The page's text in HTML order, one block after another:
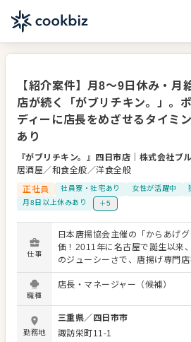
【紹介案件】月8～9日休み・
店が続く「がブリチキン。」。
ディーに店長をめざせるタイミ
あり
『がブリチキン。』四日市店
株式会社ブ
居酒屋／和食全般／洋食全般
正社員
社員寮・社宅あり 女性が活躍中
月8日以上休みあり
＋5
仕事
日本唐揚協会主催の「からあげ
価！2011年に名古屋で誕生以来
のジューシーさで、唐揚げ専門
「がブリチキン。」が、今回、
す。 おかげさまで業績は絶好調
をお任せします。 店長になれば
メントもあります。全体のオペレ
任せしますので、あなたならでは
職種
店長・マネージャー（候補）
勤務地
三重県／ 四日市市
諏訪栄町11-1